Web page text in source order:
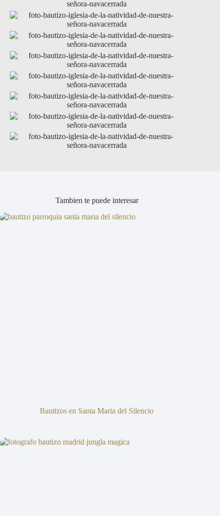
Tambien te puede interesar
Bautizos en Santa Maria del Silencio